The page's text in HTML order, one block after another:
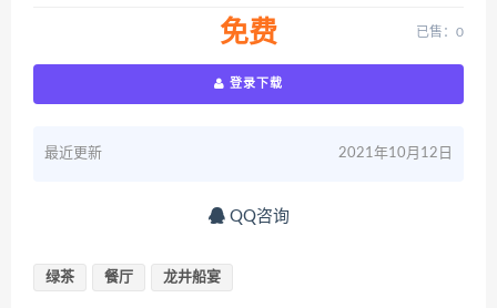
免费 已售：0
登录下载
最近更新 2021年10月12日
QQ咨询
绿茶 餐厅 龙井船宴